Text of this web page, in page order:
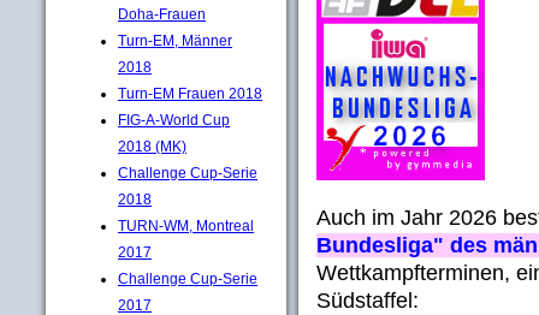
Doha-Frauen
Turn-EM, Männer
2018
Turn-EM Frauen 2018
FIG-A-World Cup
2018 (MK)
Challenge Cup-Serie
2018
TURN-WM, Montreal
2017
Challenge Cup-Serie
2017
Auch im Jahr 2026
Bundesliga" des
Wettkampfterminen,
Südstaffel: